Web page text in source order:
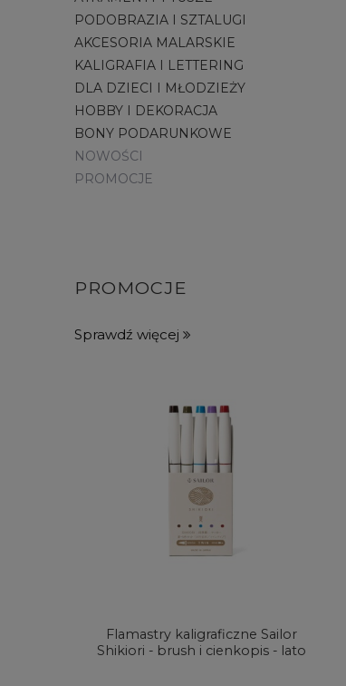
PODOBRAZIA I SZTALUGI
AKCESORIA MALARSKIE
KALIGRAFIA I LETTERING
DLA DZIECI I MŁODZIEŻY
HOBBY I DEKORACJA
BONY PODARUNKOWE
NOWOŚCI
PROMOCJE
PROMOCJE
Sprawdź więcej
Flamastry kaligraficzne Sailor
Shikiori - brush i cienkopis - lato